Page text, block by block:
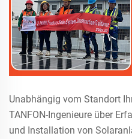
Unabhängig vom Standort
TANFON-Ingenieure über
und Installation von